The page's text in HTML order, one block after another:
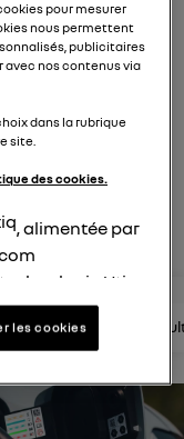
Renault 5
la brochure
pour mesurer
nous permettent
publicitaires
avec nos contenus via
dans la rubrique
site.
des cookies.
, alimentée par
Utiq
que décrites
et liées à
fournie parun
et que vous
les cookies